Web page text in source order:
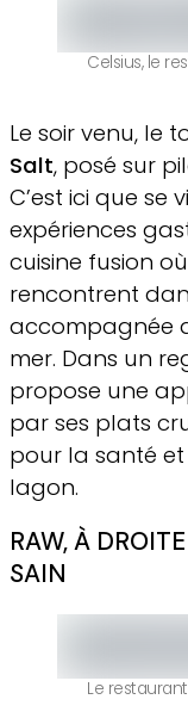
Celsius, le
Le soir venu, le
Salt, posé sur
C’est ici que se
expériences
cuisine fusion où
rencontrent
accompagnée
mer. Dans un
propose une
par ses plats
pour la santé
lagon.
RAW, À
SAIN
Le